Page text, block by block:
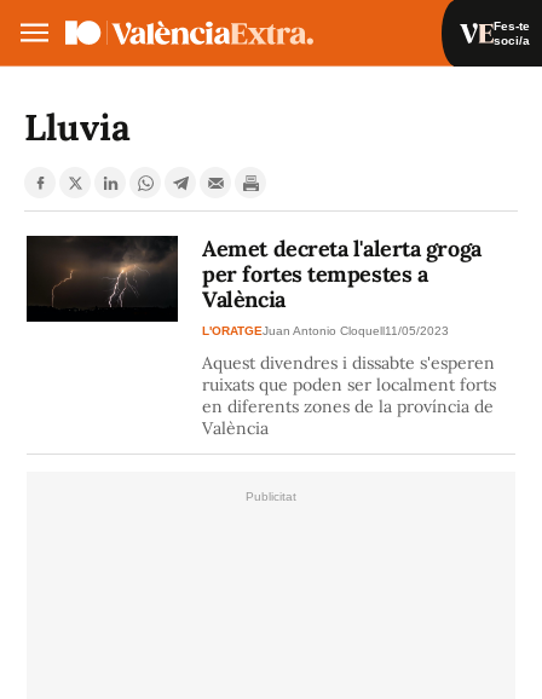
Fes-te
soci/a
VA
Lluvia
Aemet decreta l'alerta groga
per fortes tempestes a
València
L'ORATGEJuan Antonio Cloquell11/05/2023
Aquest divendres i dissabte s'esperen
ruixats que poden ser localment forts
en diferents zones de la província de
València